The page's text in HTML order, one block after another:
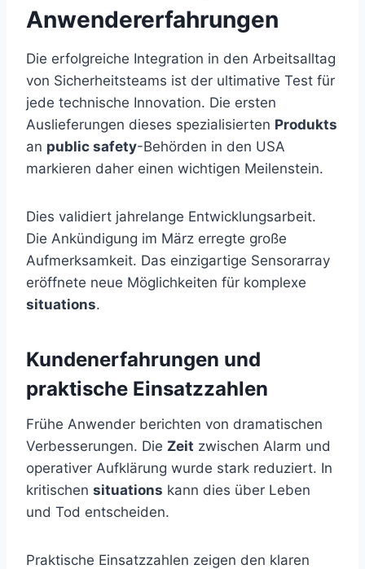
Anwendererfahrungen
Die erfolgreiche Integration in den Arbeitsalltag
von Sicherheitsteams ist der ultimative Test für
jede technische Innovation. Die ersten
Auslieferungen dieses spezialisierten Produkts
an public safety-Behörden in den USA
markieren daher einen wichtigen Meilenstein.
Dies validiert jahrelange Entwicklungsarbeit.
Die Ankündigung im März erregte große
Aufmerksamkeit. Das einzigartige Sensorarray
eröffnete neue Möglichkeiten für komplexe
situations.
Kundenerfahrungen und
praktische Einsatzzahlen
Frühe Anwender berichten von dramatischen
Verbesserungen. Die Zeit zwischen Alarm und
operativer Aufklärung wurde stark reduziert. In
kritischen situations kann dies über Leben
und Tod entscheiden.
Praktische Einsatzzahlen zeigen den klaren